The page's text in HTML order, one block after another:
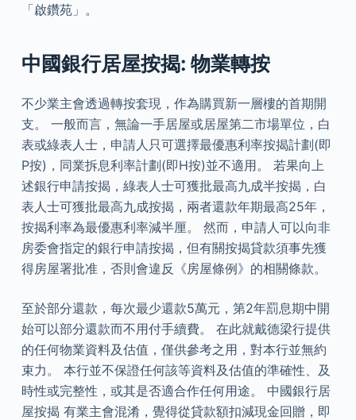
「啟鑽苑」。
中國銀行居屋按揭: 物業轉按
不少業主會透過轉按套現，作為購買新一層樓的首期開
支。 一般而言，無論一手居屋或居屋第二市場單位，白
表或綠表人士，申請人只可選擇最優惠利率按揭計劃(即
P按)，同業拆息利率計劃(即H按)並不適用。 若果向上
述銀行申請按揭，綠表人士可獲批最高九成半按揭，白
表人士可獲批最高九成按揭，兩者還款年期最高25年，
按揭利率為最優惠利率減半厘。 然而，申請人可以向非
房委會指定的銀行申請按揭，但有關按揭貸款須事先獲
得房屋署批准，否則會違反《房屋條例》的相關條款。
至於部分還款，每次最少還款5萬元，第2年罰息期中開
始可以部分還款而不用付手續費。 在此就戴德梁行提供
的任何物業資料及估值，僅供參考之用，對本行並無約
束力。 本行並不保證任何該等資料及估值的準確性、及
時性或完整性，或其是否適合作任何用途。 中國銀行居
屋按揭 有業主會混淆，覺得從貸款額扣減現金回贈，即